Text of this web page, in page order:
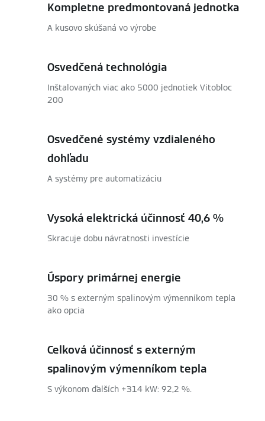
Kompletne predmontovaná jednotka
A kusovo skúšaná vo výrobe
Osvedčená technológia
Inštalovaných viac ako 5000 jednotiek Vitobloc
200
Osvedčené systémy vzdialeného
dohľadu
A systémy pre automatizáciu
Vysoká elektrická účinnosť 40,6 %
Skracuje dobu návratnosti investície
Úspory primárnej energie
30 % s externým spalinovým výmenníkom tepla
ako opcia
Celková účinnosť s externým
spalinovým výmenníkom tepla
S výkonom ďalších +314 kW: 92,2 %.